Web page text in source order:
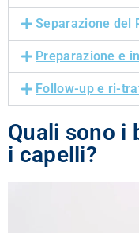
Separazione del
Preparazione e
Follow-up e ri-
Quali sono i
i capelli?